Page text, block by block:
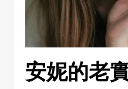
安妮的老